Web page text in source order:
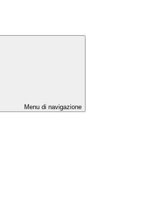
Menu di navigazione